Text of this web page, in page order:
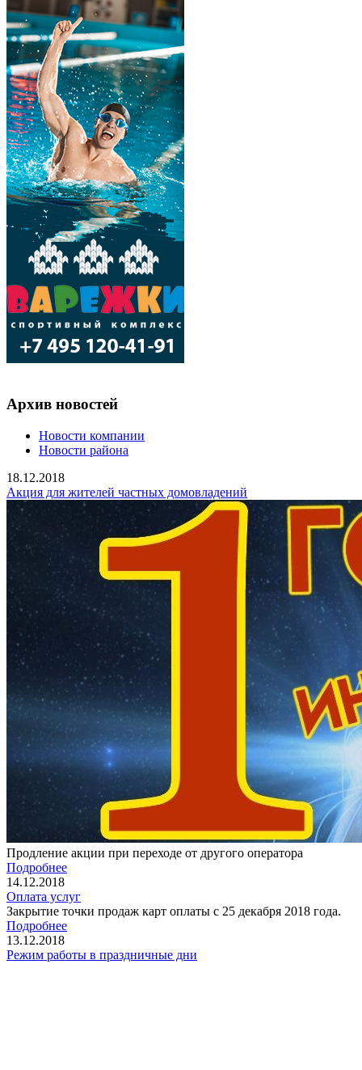
Архив новостей
Новости компании
Новости района
18.12.2018
Акция для жителей частных домовладений
Продление акции при переходе от другого оператора
Подробнее
14.12.2018
Оплата услуг
Закрытие точки продаж карт оплаты с 25 декабря 2018 года.
Подробнее
13.12.2018
Режим работы в праздничные дни